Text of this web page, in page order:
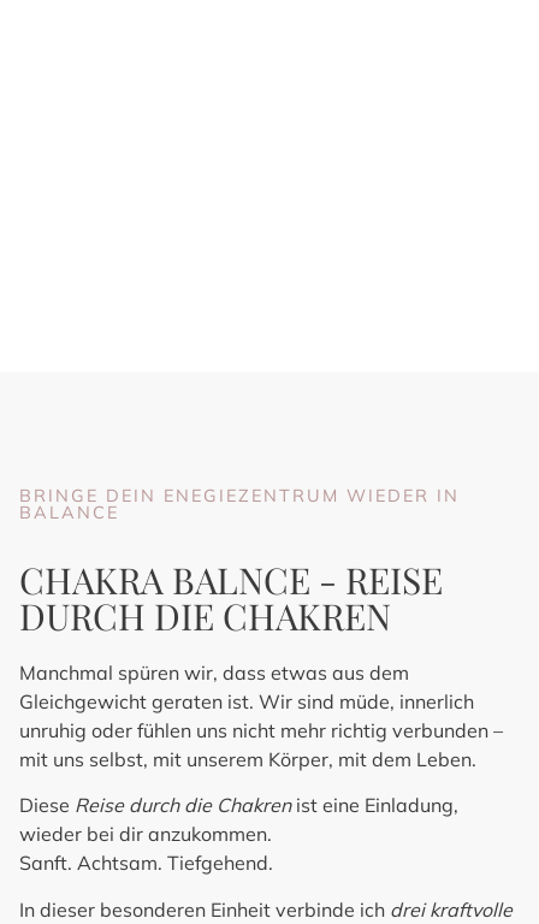
BRINGE DEIN ENEGIEZENTRUM WIEDER IN
BALANCE
CHAKRA BALNCE - REISE
DURCH DIE CHAKREN
Manchmal spüren wir, dass etwas aus dem
Gleichgewicht geraten ist. Wir sind müde, innerlich
unruhig oder fühlen uns nicht mehr richtig verbunden –
mit uns selbst, mit unserem Körper, mit dem Leben.
Diese Reise durch die Chakrenist eine Einladung,
wieder bei dir anzukommen.
Sanft. Achtsam. Tiefgehend.
In dieser besonderen Einheit verbinde ich drei kraftvolle